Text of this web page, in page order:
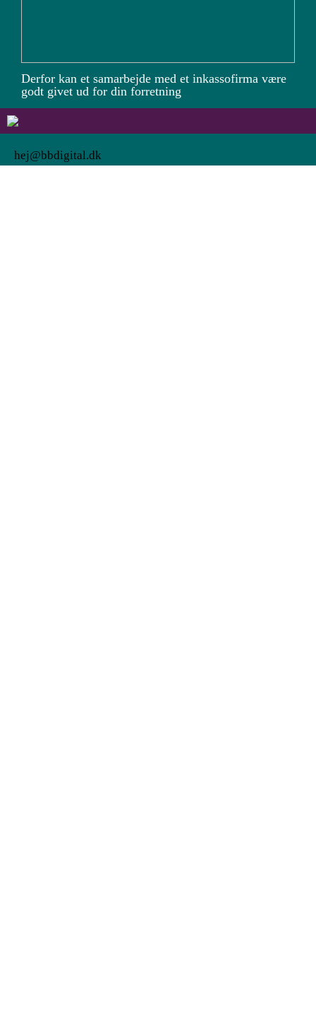
Derfor kan et samarbejde med et inkassofirma være
godt givet ud for din forretning
hej@bbdigital.dk